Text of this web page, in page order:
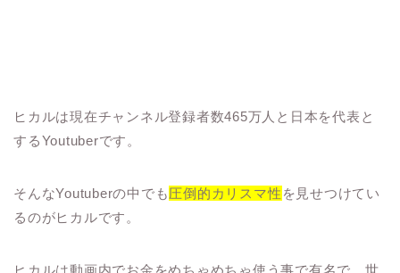
ヒカルは現在チャンネル登録者数465万人と日本を代表と
するYoutuberです。
そんなYoutuberの中でも圧倒的カリスマ性 を見せつけてい
るのがヒカルです。